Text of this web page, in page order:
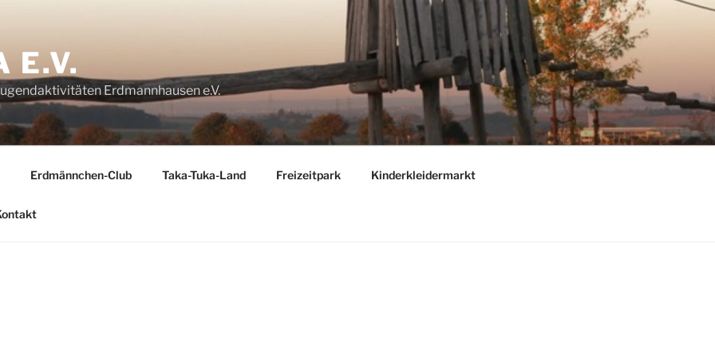
E.V.
Erdmannhausen e.V.
Erdmännchen-Club Taka-Tuka-Land Freizeitpark Kinderkleidermarkt